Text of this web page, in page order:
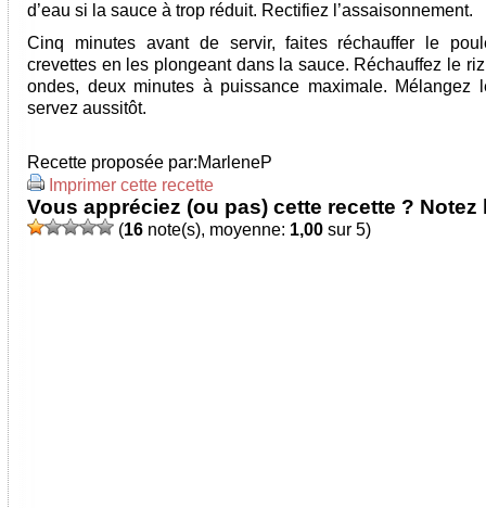
d’eau si la sauce à trop réduit. Rectifiez l’assaisonnement.
Cinq minutes avant de servir, faites réchauffer le
crevettes en les plongeant dans la sauce. Réchauffez le
ondes, deux minutes à puissance maximale. Mélangez
servez aussitôt.
Recette proposée par:MarleneP
Imprimer cette recette
Vous appréciez (ou pas) cette recette ? Notez
(16 note(s), moyenne: 1,00 sur 5)